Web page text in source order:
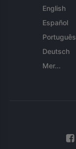
English
Español
Português
Deutsch
Mer...